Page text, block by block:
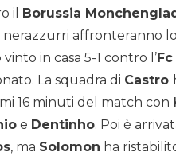
il
Borussia
nerazzurri affronteranno lo
in casa 5-1 contro l’
La squadra di Castro
16 minuti del match con
e Dentinho. Poi è
, ma Solomon ha